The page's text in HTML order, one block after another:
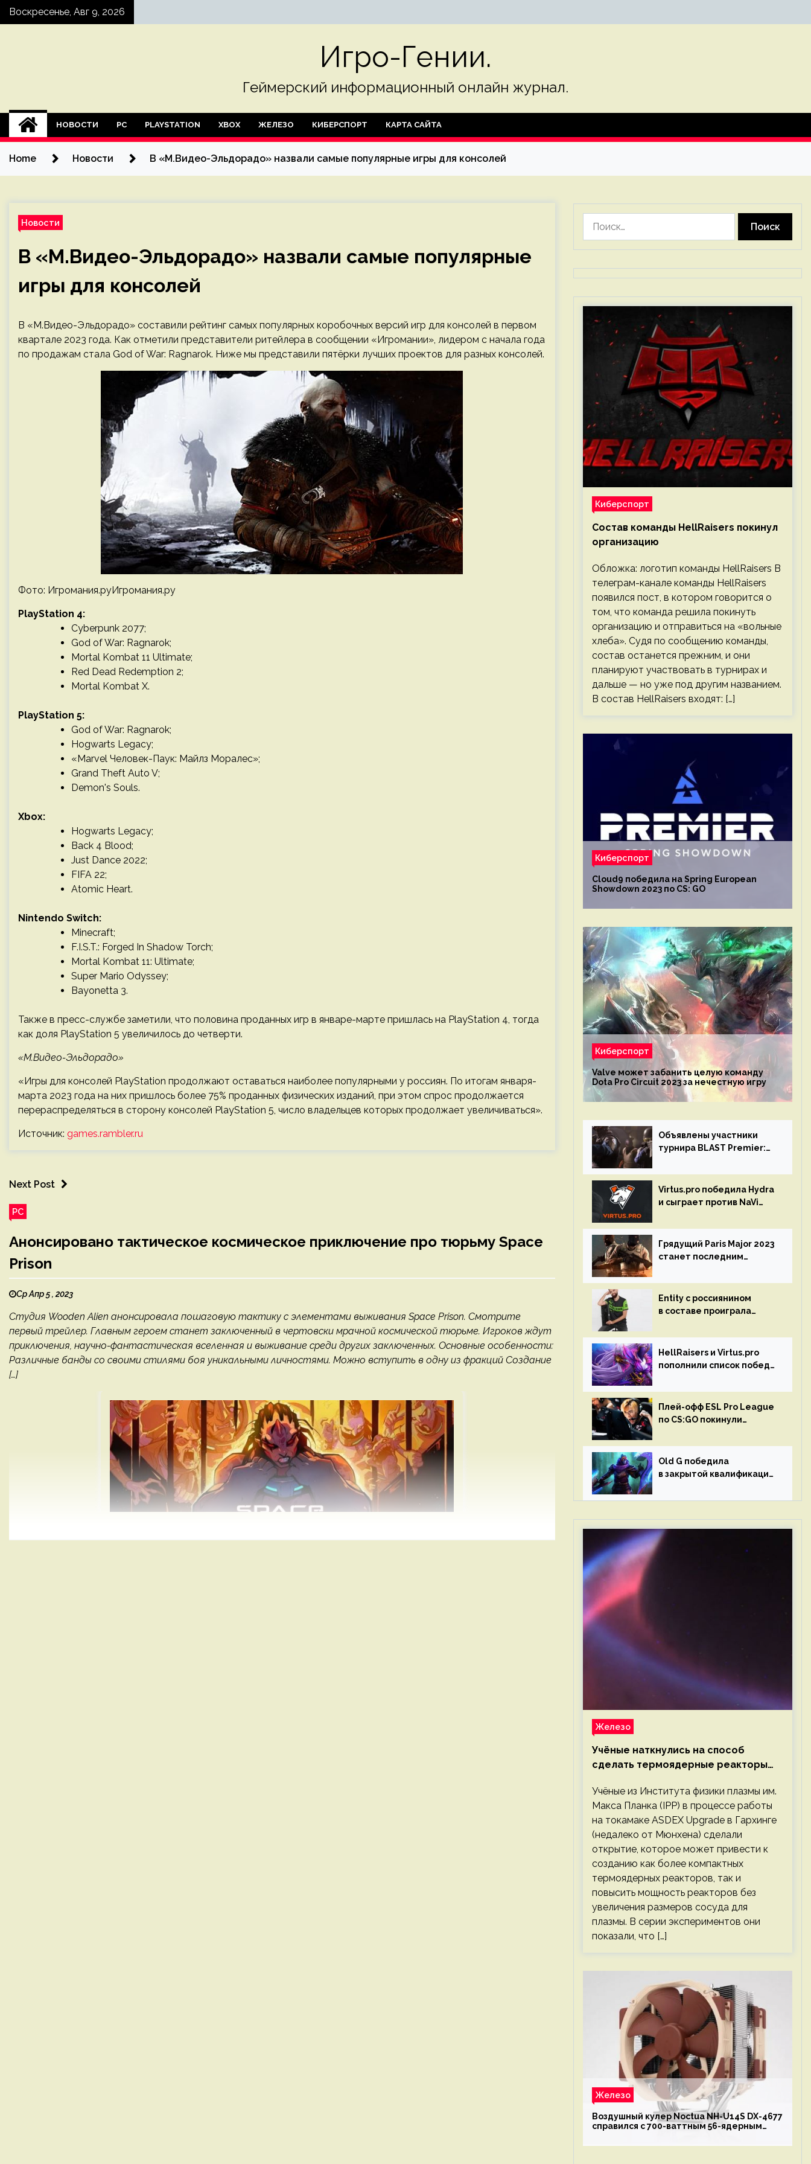
SkipВоскресенье, Авг 9, 2026
Игро-Гении.
Геймерский информационный онлайн журнал.
НОВОСТИ PC PLAYSTATION XBOX ЖЕЛЕЗО КИБЕРСПОРТ КАРТА САЙТА
Home Новости В «М.Видео-Эльдорадо» назвали самые популярные игры для консолей
Новости
В «М.Видео-Эльдорадо» назвали самые популярные
игры для консолей
В «М.Видео-Эльдорадо» составили рейтинг самых популярных коробочных версий игр для консолей в первом
квартале 2023 года. Как отметили представители ритейлера в сообщении «Игромании», лидером с начала года
по продажам стала God of War: Ragnarok. Ниже мы представили пятёрки лучших проектов для разных консолей.
Фото: Игромания.руИгромания.ру
PlayStation 4:
Cyberpunk 2077;
God of War: Ragnarok;
Mortal Kombat 11 Ultimate;
Red Dead Redemption 2;
Mortal Kombat X.
PlayStation 5:
God of War: Ragnarok;
Hogwarts Legacy;
«Marvel Человек-Паук: Майлз Моралес»;
Grand Theft Auto V;
Demon's Souls.
Xbox:
Hogwarts Legacy;
Back 4 Blood;
Just Dance 2022;
FIFA 22;
Atomic Heart.
Nintendo Switch:
Minecraft;
F.I.S.T.: Forged In Shadow Torch;
Mortal Kombat 11: Ultimate;
Super Mario Odyssey;
Bayonetta 3.
Также в пресс-службе заметили, что половина проданных игр в январе-марте пришлась на PlayStation 4, тогда
как доля PlayStation 5 увеличилось до четверти.
«М.Видео-Эльдорадо»
«Игры для консолей PlayStation продолжают оставаться наиболее популярными у россиян. По итогам января-
марта 2023 года на них пришлось более 75% проданных физических изданий, при этом спрос продолжается
перераспределяться в сторону консолей PlayStation 5, число владельцев которых продолжает увеличиваться».
Источник: games.rambler.ru
Next Post
PC
Анонсировано тактическое космическое приключение про тюрьму Space
Prison
Ср Апр 5 , 2023
Студия Wooden Alien анонсировала пошаговую тактику с элементами выживания Space Prison. Смотрите
первый трейлер. Главным героем станет заключенный в чертовски мрачной космической тюрьме. Игроков ждут
приключения, научно-фантастическая вселенная и выживание среди других заключенных. Основные особенности:
Различные банды со своими стилями боя уникальными личностями. Можно вступить в одну из фракций Создание
[…]
Киберспорт
Состав команды HellRaisers покинул
организацию
Обложка: логотип команды HellRaisers В
телеграм-канале команды HellRaisers
появился пост, в котором говорится о
том, что команда решила покинуть
организацию и отправиться на «вольные
хлеба». Судя по сообщению команды,
состав останется прежним, и они
планируют участвовать в турнирах и
дальше — но уже под другим названием.
В состав HellRaisers входят: […]
Киберспорт
Cloud9 победила на Spring European
Showdown 2023 по CS: GO
Киберспорт
Valve может забанить целую команду
Dota Pro Circuit 2023 за нечестную игру
Объявлены участники
турнира BLAST Premier:
Virtus.pro победила Hydra
и сыграет против NaVi
Circuit
Грядущий Paris Major 2023
станет последним
GO
Entity с россиянином
в составе проиграла
Circuit 2023
HellRaisers и Virtus.pro
пополнили список побед
Плей-офф ESL Pro League
по CS:GO покинули
Old G победила
в закрытой квалификации
Западной Европы
Железо
Учёные наткнулись на способ
сделать термоядерные реакторы
Учёные из Института физики плазмы им.
Макса Планка (IPP) в процессе работы
на токамаке ASDEX Upgrade в Гархинге
(недалеко от Мюнхена) сделали
открытие, которое может привести к
созданию как более компактных
термоядерных реакторов, так и
повысить мощность реакторов без
увеличения размеров сосуда для
плазмы. В серии экспериментов они
показали, что […]
Железо
Воздушный кулер Noctua NH-U14S DX-4677
справился с 700-ваттным 56-ядерным